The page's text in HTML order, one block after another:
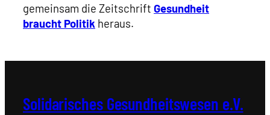
gemein­sam die Zeit­schrift Gesund­heit
braucht Poli­tik her­aus.
Solidarisches Gesundheitswesen e.V.